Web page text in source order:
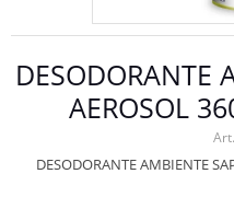
DESODORANTE
AEROSOL
DESODORANTE AMBIENTE